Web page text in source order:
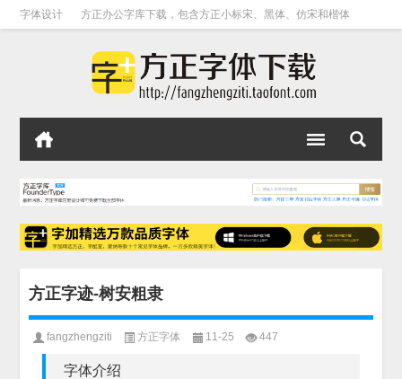
字体设计 方正办公字库下载，包含方正小标宋、黑体、仿宋和楷体
方正字迹-树安粗隶
fangzhengziti 方正字体 11-25 447
字体介绍